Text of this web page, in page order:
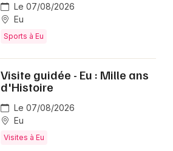
Le 07/08/2026
Eu
Sports à Eu
Visite guidée - Eu : Mille ans
d'Histoire
Le 07/08/2026
Eu
Visites à Eu